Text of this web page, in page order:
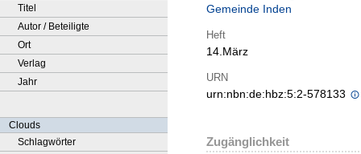
Titel
Autor / Beteiligte
Ort
Verlag
Jahr
Clouds
Schlagwörter
Gemeinde Inden
Heft
14.März
URN
urn:nbn:de:hbz:5:2-578133
Zugänglichkeit